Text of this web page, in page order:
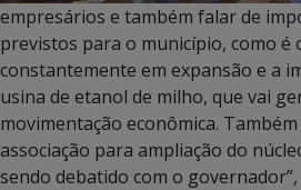
empresários e também falar de
previstos para o município, como é
constantemente em expansão e a
usina de etanol de milho, que vai
movimentação econômica.
associação para ampliação do
sendo debatido com o